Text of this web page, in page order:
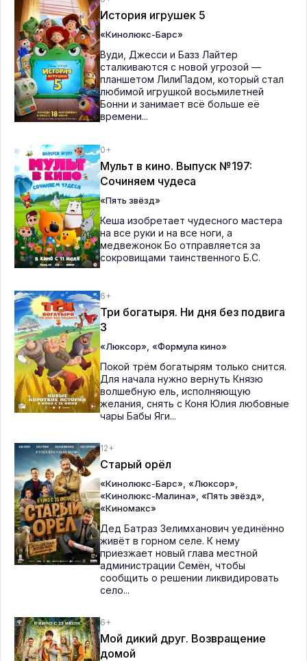
История игрушек 5
«Кинолюкс-Барс»
Вуди, Джесси и Базз Лайтер
сталкиваются с новой угрозой —
планшетом ЛилиПадом, который стал
любимой игрушкой восьмилетней
Бонни и занимает всё больше её
времени...
0+
Мульт в кино. Выпуск №197:
Сочиняем чудеса
«Пять звёзд»
Кеша изобретает чудесного мастера
на все руки и на все ноги, а
медвежонок Бо отправляется за
сокровищами таинственного Б.С.
6+
Три богатыря. Ни дня без подвига
3
«Люксор» «Формула кино»
Покой трём богатырям только снится.
Для начала нужно вернуть Князю
волшебную ель, исполняющую
желания, снять с Коня Юлия любовные
чары Бабы Яги...
12+
Старый орёл
«Кинолюкс-Барс» «Люксор»
«Кинолюкс-Малина» «Пять звёзд»
«Киномакс»
Дед Батраз Зелимханович уединённо
живёт в горном селе. К нему
приезжает новый глава местной
администрации Семён, чтобы
сообщить о решении ликвидировать
село...
6+
Мой дикий друг. Возвращение
домой